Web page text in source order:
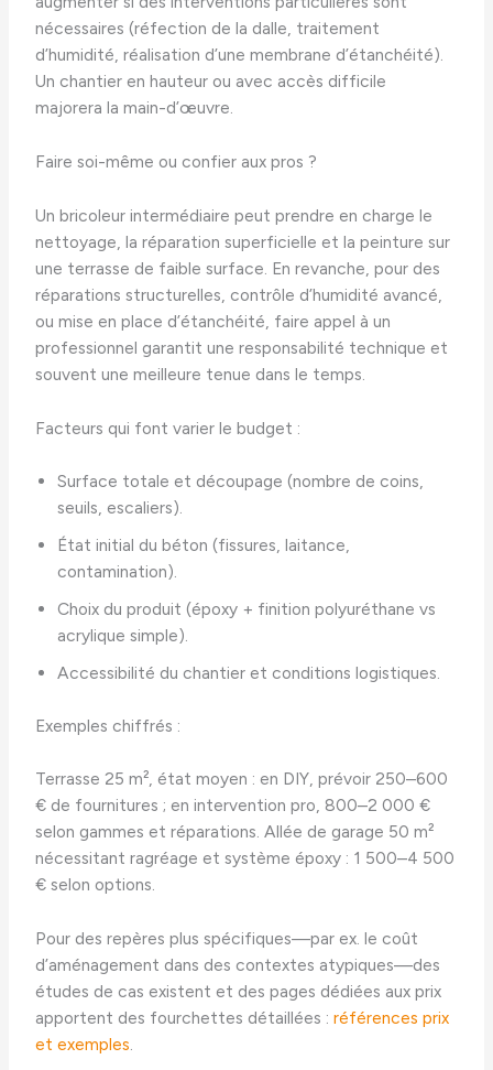
nécessaires (réfection de la dalle, traitement
d’humidité, réalisation d’une membrane d’étanchéité).
Un chantier en hauteur ou avec accès difficile
majorera la main-d’œuvre.
Faire soi-même ou confier aux pros ?
Un bricoleur intermédiaire peut prendre en charge le
nettoyage, la réparation superficielle et la peinture sur
une terrasse de faible surface. En revanche, pour des
réparations structurelles, contrôle d’humidité avancé,
ou mise en place d’étanchéité, faire appel à un
professionnel garantit une responsabilité technique et
souvent une meilleure tenue dans le temps.
Facteurs qui font varier le budget :
Surface totale et découpage (nombre de coins,
seuils, escaliers).
État initial du béton (fissures, laitance,
contamination).
Choix du produit (époxy + finition polyuréthane vs
acrylique simple).
Accessibilité du chantier et conditions logistiques.
Exemples chiffrés :
Terrasse 25 m², état moyen : en DIY, prévoir 250–600
€ de fournitures ; en intervention pro, 800–2 000 €
selon gammes et réparations. Allée de garage 50 m²
nécessitant ragréage et système époxy : 1 500–4 500
€ selon options.
Pour des repères plus spécifiques—par ex. le coût
d’aménagement dans des contextes atypiques—des
études de cas existent et des pages dédiées aux prix
apportent des fourchettes détaillées :références prix
et exemples.